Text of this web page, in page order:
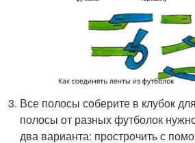
Все полосы соберите в клубок
полосы от разных футболок
два варианта: прострочить с